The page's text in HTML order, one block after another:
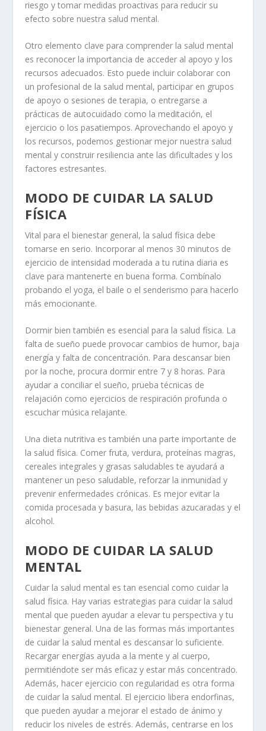
riesgo y tomar medidas proactivas para reducir su
efecto sobre nuestra salud mental.
Otro elemento clave para comprender la salud mental
es reconocer la importancia de acceder al apoyo y los
recursos adecuados. Esto puede incluir colaborar con
un profesional de la salud mental, participar en grupos
de apoyo o sesiones de terapia, o entregarse a
prácticas de autocuidado como la meditación, el
ejercicio o los pasatiempos. Aprovechando el apoyo y
los recursos, podemos gestionar mejor nuestra salud
mental y construir resiliencia ante las dificultades y los
factores estresantes.
MODO DE CUIDAR LA SALUD
FÍSICA
Vital para el bienestar general, la salud física debe
tomarse en serio. Incorporar al menos 30 minutos de
ejercicio de intensidad moderada a tu rutina diaria es
clave para mantenerte en buena forma. Combínalo
probando el yoga, el baile o el senderismo para hacerlo
más emocionante.
Dormir bien también es esencial para la salud física. La
falta de sueño puede provocar cambios de humor, baja
energía y falta de concentración. Para descansar bien
por la noche, procura dormir entre 7 y 8 horas. Para
ayudar a conciliar el sueño, prueba técnicas de
relajación como ejercicios de respiración profunda o
escuchar música relajante.
Una dieta nutritiva es también una parte importante de
la salud física. Comer fruta, verdura, proteínas magras,
cereales integrales y grasas saludables te ayudará a
mantener un peso saludable, reforzar la inmunidad y
prevenir enfermedades crónicas. Es mejor evitar la
comida procesada y basura, las bebidas azucaradas y el
alcohol.
MODO DE CUIDAR LA SALUD
MENTAL
Cuidar la salud mental es tan esencial como cuidar la
salud física. Hay varias estrategias para cuidar la salud
mental que pueden ayudar a elevar tu perspectiva y tu
bienestar general. Una de las formas más importantes
de cuidar la salud mental es descansar lo suficiente.
Recargar energías ayuda a la mente y al cuerpo,
permitiéndote ser más eficaz y estar más concentrado.
Además, hacer ejercicio con regularidad es otra forma
de cuidar la salud mental. El ejercicio libera endorfinas,
que pueden ayudar a mejorar el estado de ánimo y
reducir los niveles de estrés. Además, centrarse en los